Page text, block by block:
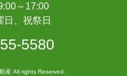
～17:00
日、祝祭日
5580
産 All rights Reserved.